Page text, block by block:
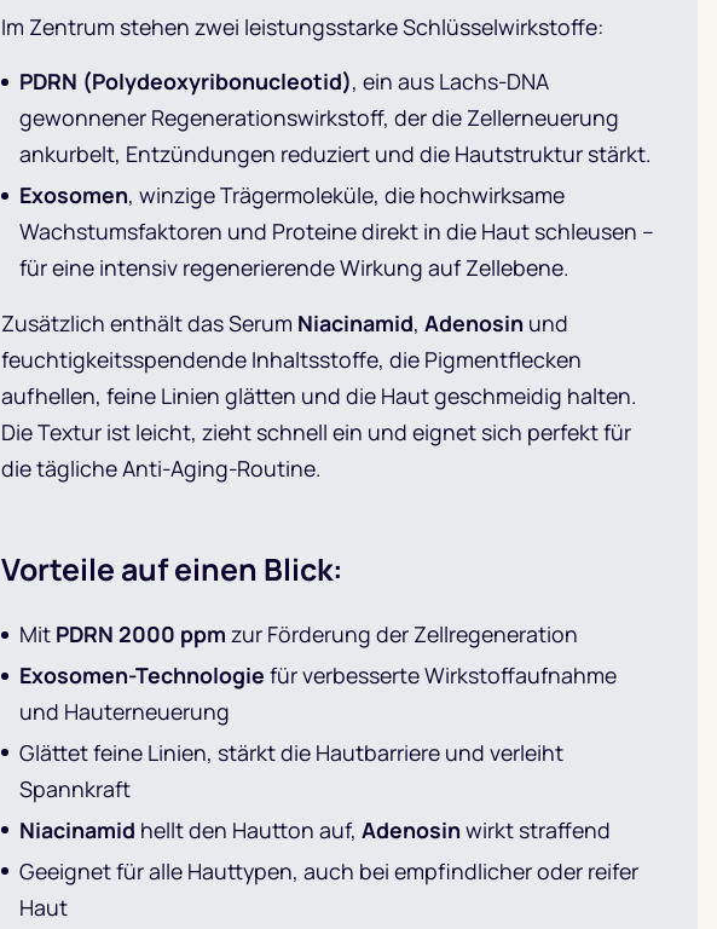
Im Zentrum stehen zwei leistungsstarke Schlüsselwirkstoffe:
PDRN (Polydeoxyribonucleotid), ein aus Lachs-DNA
gewonnener Regenerationswirkstoff, der die Zellerneuerung
ankurbelt, Entzündungen reduziert und die Hautstruktur stärkt.
Exosomen, winzige Trägermoleküle, die hochwirksame
Wachstumsfaktoren und Proteine direkt in die Haut schleusen –
für eine intensiv regenerierende Wirkung auf Zellebene.
Zusätzlich enthält das Serum Niacinamid, Adenosin und
feuchtigkeitsspendende Inhaltsstoffe, die Pigmentflecken
aufhellen, feine Linien glätten und die Haut geschmeidig halten.
Die Textur ist leicht, zieht schnell ein und eignet sich perfekt für
die tägliche Anti-Aging-Routine.
Vorteile auf einen Blick:
Mit PDRN 2000 ppm zur Förderung der Zellregeneration
Exosomen-Technologie für verbesserte Wirkstoffaufnahme
und Hauterneuerung
Glättet feine Linien, stärkt die Hautbarriere und verleiht
Spannkraft
Niacinamid hellt den Hautton auf,Adenosin wirkt straffend
Geeignet für alle Hauttypen, auch bei empfindlicher oder reifer
Haut